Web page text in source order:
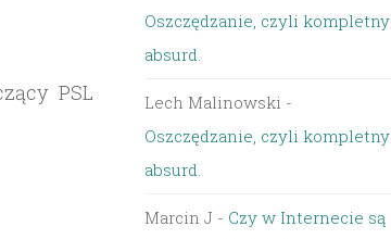
PSL
Oszczędzanie, czyli kompletny
absurd.
Lech Malinowski -
Oszczędzanie, czyli kompletny
absurd.
Marcin J - Czy w Internecie są